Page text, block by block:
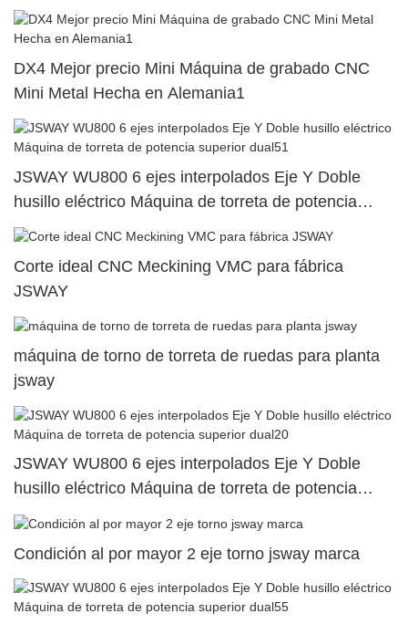
DX4 Mejor precio Mini Máquina de grabado CNC
Mini Metal Hecha en Alemania1
JSWAY WU800 6 ejes interpolados Eje Y Doble
husillo eléctrico Máquina de torreta de potencia
superior dual51
Corte ideal CNC Meckining VMC para fábrica
JSWAY
máquina de torno de torreta de ruedas para planta
jsway
JSWAY WU800 6 ejes interpolados Eje Y Doble
husillo eléctrico Máquina de torreta de potencia
superior dual20
Condición al por mayor 2 eje torno jsway marca